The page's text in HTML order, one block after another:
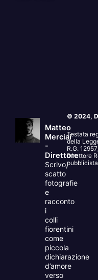
Matteo
Merciai
-
Direttore
Scrivo,
scatto
fotografie
e
racconto
i
colli
fiorentini
come
piccola
dichiarazione
d’amore
verso
© 2024,
Testata
della
R.G.
Direttore